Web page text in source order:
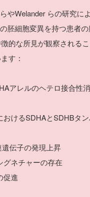
やWelander らの研究によ
の胚細胞変異を持つ患者
的な所見が観察される
す：
アレルのヘテロ接合性
おけるSDHAとSDHBタ
伝子の発現上昇
グネチャーの存在
促進